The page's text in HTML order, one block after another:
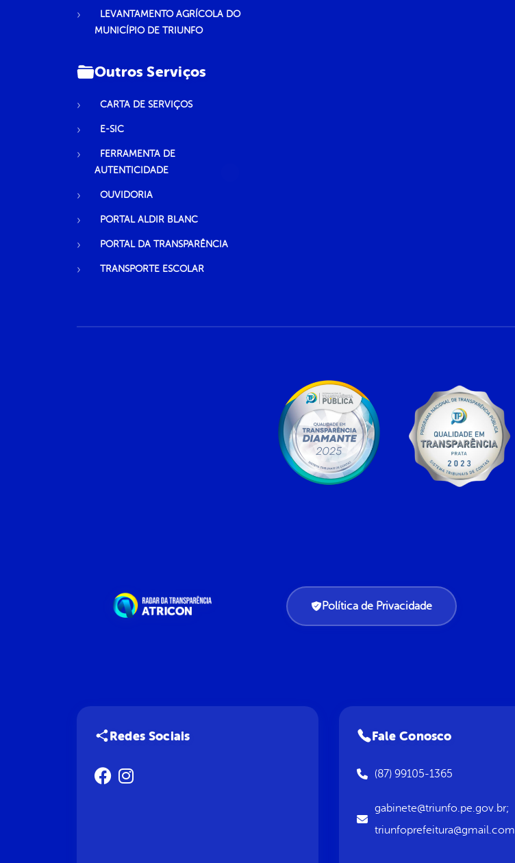
LEVANTAMENTO AGRÍCOLA DO
MUNICÍPIO DE TRIUNFO
Outros Serviços
CARTA DE SERVIÇOS
E-SIC
FERRAMENTA DE
AUTENTICIDADE
OUVIDORIA
PORTAL ALDIR BLANC
PORTAL DA TRANSPARÊNCIA
TRANSPORTE ESCOLAR
Política de Privacidade
Redes Sociais Fale Conosco
(87) 99105-1365
gabinete@triunfo.pe.gov.br;
triunfoprefeitura@gmail.com